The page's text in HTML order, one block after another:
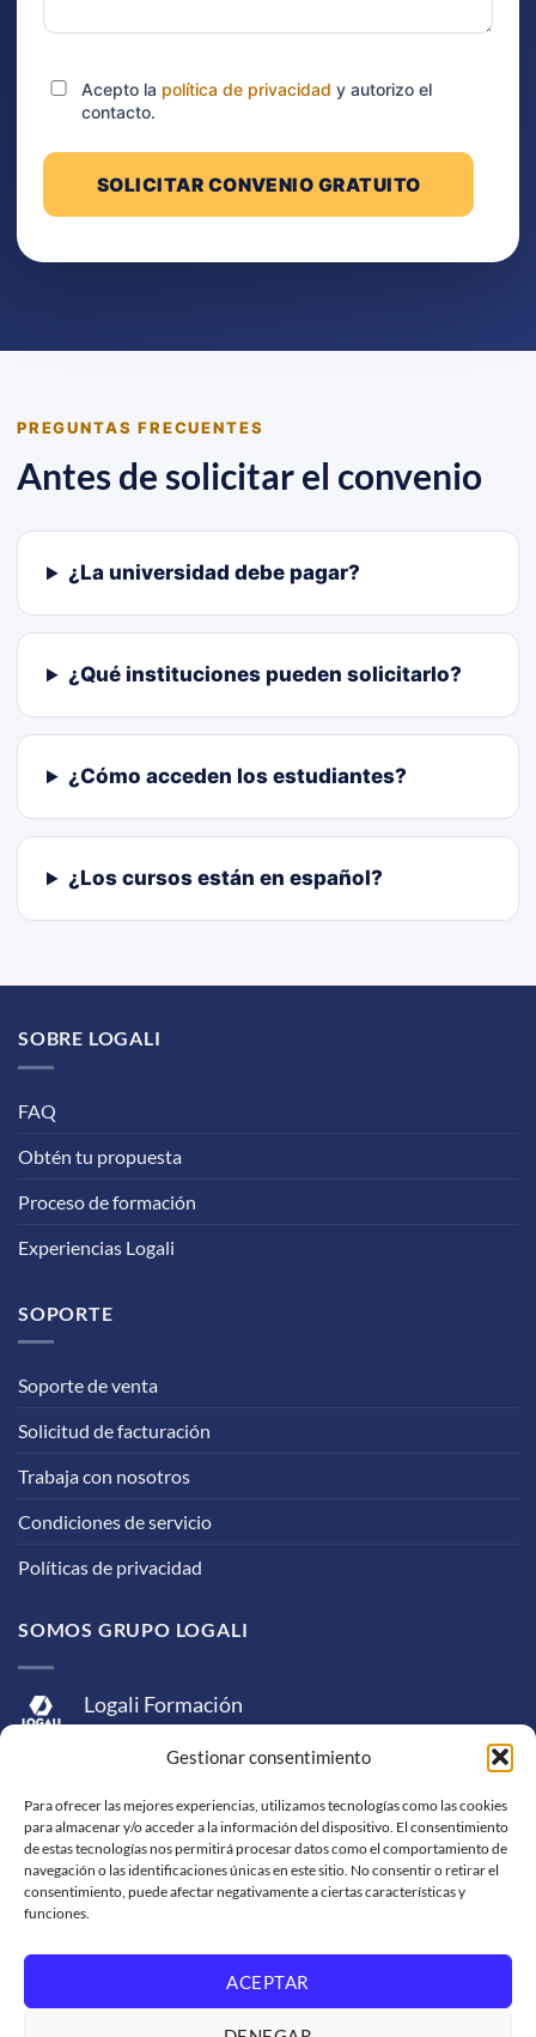
Gestionar consentimiento
Para ofrecer las mejores experiencias, utilizamos tecnologías como las cookies
para almacenar y/o acceder a la información del dispositivo. El consentimiento
de estas tecnologías nos permitirá procesar datos como el comportamiento de
navegación o las identificaciones únicas en este sitio. No consentir o retirar el
consentimiento, puede afectar negativamente a ciertas características y
funciones.
ACEPTAR
Acepto la política de privacidad y autorizo el
contacto.
SOLICITAR CONVENIO GRATUITO
PREGUNTAS FRECUENTES
Antes de solicitar el convenio
¿La universidad debe pagar?
¿Qué instituciones pueden solicitarlo?
¿Cómo acceden los estudiantes?
¿Los cursos están en español?
SOBRE LOGALI
FAQ
Obtén tu propuesta
Proceso de formación
Experiencias Logali
SOPORTE
Soporte de venta
Solicitud de facturación
Trabaja con nosotros
Condiciones de servicio
Políticas de privacidad
SOMOS GRUPO LOGALI
Logali Formación
Logali Consultoría
Logali Ingeniería
Express
Skrill